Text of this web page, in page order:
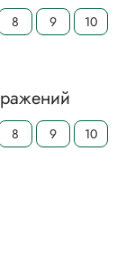
8 9
10
8 9
10